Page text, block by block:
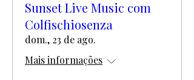
Sunset Live Music com
Colfischiosenza
dom., 23 de ago.
Mais informações